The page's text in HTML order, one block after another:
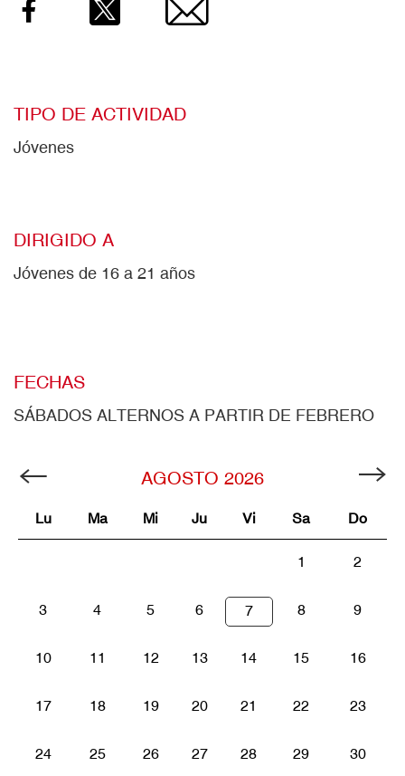
Facebook Email
TIPO DE ACTIVIDAD
Jóvenes
DIRIGIDO A
Jóvenes de 16 a 21 años
FECHAS
SÁBADOS ALTERNOS A PARTIR DE FEBRERO
AGOSTO 2026
Lu Ma Mi Ju Vi Sa Do
1 2
3 4 5 6 7 8 9
10 11 12 13 14 15 16
17 18 19 20 21 22 23
24 25 26 27 28 29 30